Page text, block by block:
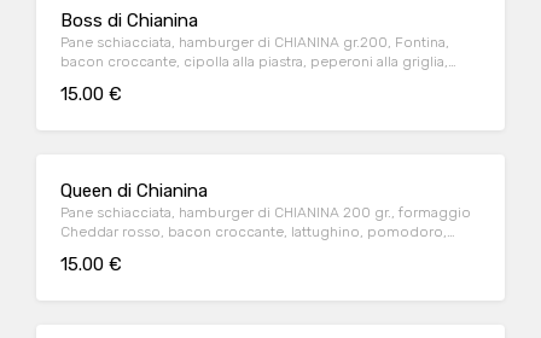
Boss di Chianina
Pane schiacciata, hamburger di CHIANINA gr.200, Fontina,
bacon croccante, cipolla alla piastra, peperoni alla griglia,
15.00 €
Queen di Chianina
Pane schiacciata, hamburger di CHIANINA 200 gr., formaggio
Cheddar rosso, bacon croccante, lattughino, pomodoro,
15.00 €